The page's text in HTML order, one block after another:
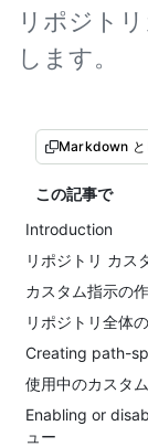
リポジト
します。
Markdown と
この記事で
Introduction
リポジトリ カス
カスタム指示の
リポジトリ全体
Creating path-
使用中のカスタ
Enabling or
ュー